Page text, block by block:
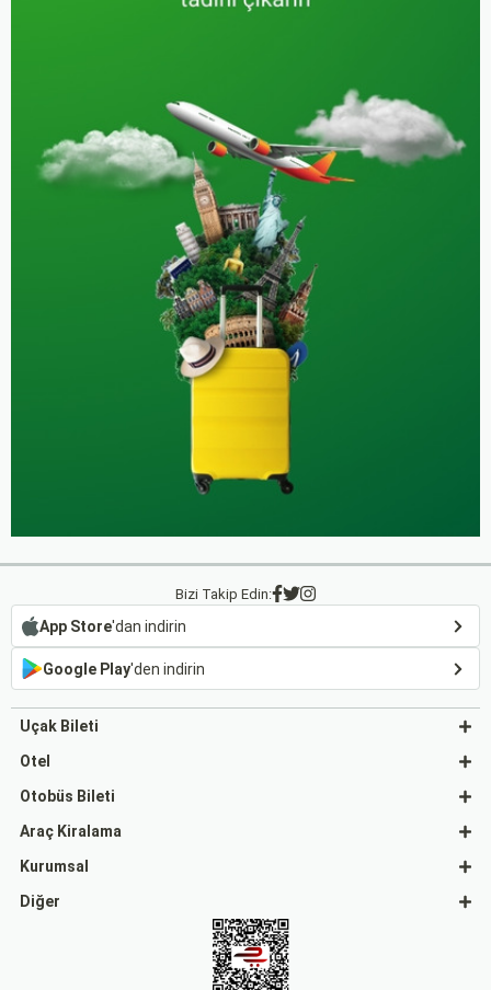
Bizi Takip Edin:
App Store'dan indirin
Google Play'den indirin
Uçak Bileti
Otel
Otobüs Bileti
Araç Kiralama
Kurumsal
Diğer